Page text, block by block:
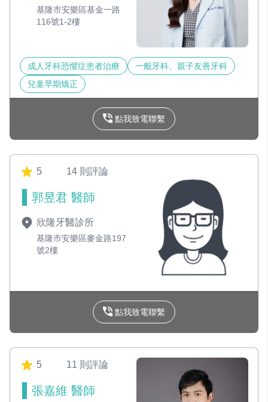
基隆市安樂區基金一路
116號1-2樓
成人牙科恐懼症患者治療
一般牙科、親子友善牙科
兒童早期矯正
點我致電聯繫
5 14 則評論
郭昱君 醫師
欣隆牙醫診所
基隆市安樂區麥金路197
號2樓
點我致電聯繫
5 11 則評論
張嘉維 醫師